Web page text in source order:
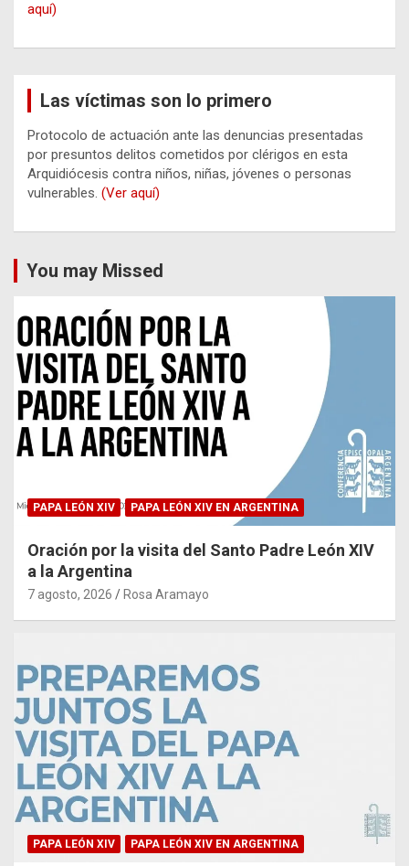
aquí)
Las víctimas son lo primero
Protocolo de actuación ante las denuncias presentadas
por presuntos delitos cometidos por clérigos en esta
Arquidiócesis contra niños, niñas, jóvenes o personas
vulnerables. (Ver aquí)
You may Missed
PAPA LEÓN XIV PAPA LEÓN XIV EN ARGENTINA
Oración por la visita del Santo Padre León XIV
a la Argentina
7 agosto, 2026 Rosa Aramayo
PAPA LEÓN XIV PAPA LEÓN XIV EN ARGENTINA